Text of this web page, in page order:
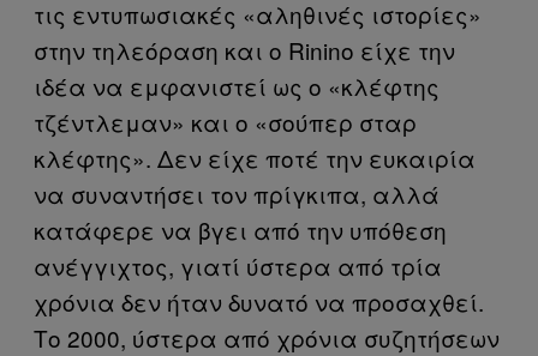
τις εντυπωσιακές «αληθινές ιστορίες»
στην τηλεόραση και ο Rinino είχε την
ιδέα να εμφανιστεί ως ο «κλέφτης
τζέντλεμαν» και ο «σούπερ σταρ
κλέφτης». Δεν είχε ποτέ την ευκαιρία
να συναντήσει τον πρίγκιπα, αλλά
κατάφερε να βγει από την υπόθεση
ανέγγιχτος, γιατί ύστερα από τρία
χρόνια δεν ήταν δυνατό να προσαχθεί.
Το 2000, ύστερα από χρόνια συζητήσεων